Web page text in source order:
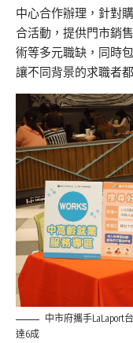
中心合作辦理，針對
合活動，提供門市銷
術等多元職缺，同時
讓不同背景的求職者
中市府攜手LaLaport
達6成